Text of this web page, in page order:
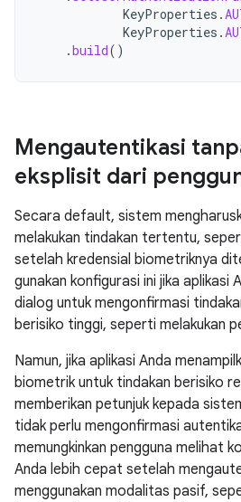
KeyProperties .
KeyProperties .
.build()
Mengautentikasi
eksplisit dari
Secara default, sistem
melakukan tindakan tertentu,
setelah kredensial biometriknya
gunakan konfigurasi ini jika aplikasi
dialog untuk mengonfirmasi
berisiko tinggi, seperti melakukan
Namun, jika aplikasi Anda
biometrik untuk tindakan berisiko
memberikan petunjuk kepada
tidak perlu mengonfirmasi
memungkinkan pengguna melihat
Anda lebih cepat setelah
menggunakan modalitas pasif,